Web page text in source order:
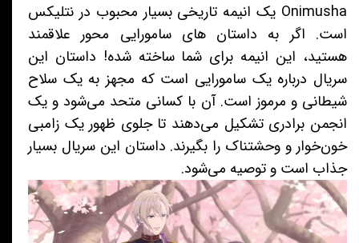
Onimusha یک انیمه تاریخی بسیار محبوب در نتلیکس
است. اگر به داستان های سامورایی محور علاقمند
هستید، این انیمه برای شما ساخته شده! داستان این
سریال درباره یک سامورایی است که مجهز به یک سلاح
شیطانی و مرموز است. آن با کسانی متحد می‌شود و یک
انجمن برادری تشکیل می‌دهند تا جلوی ظهور یک زامبی
خون‌خوار و وحشتناک را بگیرند. داستان این سریال بسیار
جذاب است و توصیه می‌شود.